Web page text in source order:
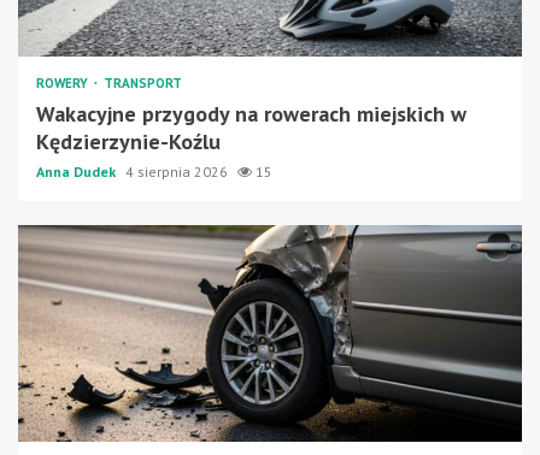
ROWERY TRANSPORT
Wakacyjne przygody na rowerach miejskich w
Kędzierzynie-Koźlu
Anna Dudek 4 sierpnia 2026 15